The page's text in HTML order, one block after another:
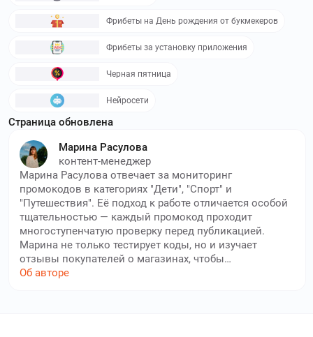
Фрибеты на День рождения от букмекеров
Фрибеты за установку приложения
Черная пятница
Нейросети
Страница обновлена
Марина Расулова
контент-менеджер
Марина Расулова отвечает за мониторинг
промокодов в категориях "Дети", "Спорт" и
"Путешествия". Её подход к работе отличается особой
тщательностью — каждый промокод проходит
многоступенчатую проверку перед публикацией.
Марина не только тестирует коды, но и изучает
отзывы покупателей о магазинах, чтобы
рекомендовать только надежные площадки.
Об авторе